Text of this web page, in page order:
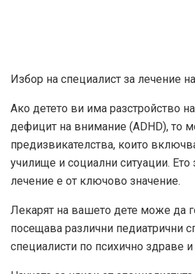
Избор на специалист за лечение
Ако детето ви има разстройство
дефицит на внимание (ADHD), то
предизвикателства, които
училище и социални ситуации. Ето
лечение е от ключово значение.
Лекарят на вашето дете може да
посещава различни педиатрични
специалисти по психично здраве